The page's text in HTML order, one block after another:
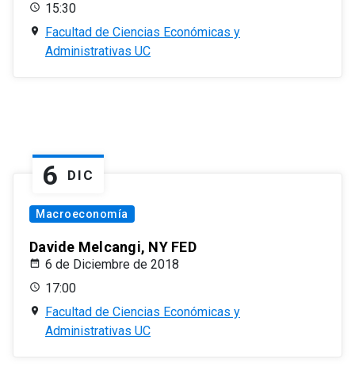
15:30
Facultad de Ciencias Económicas y
Administrativas UC
6 DIC
Macroeconomía
Davide Melcangi, NY FED
6 de Diciembre de 2018
17:00
Facultad de Ciencias Económicas y
Administrativas UC